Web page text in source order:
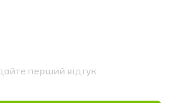
перший відгук